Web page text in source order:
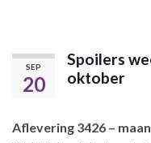
SEP
20
Spoilers
oktober
Aflevering 3426 –